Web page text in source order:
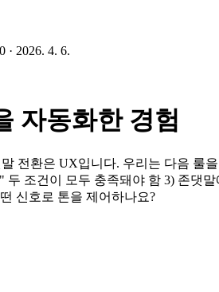
0 · 2026. 4. 6.
자동화한 경험
전환은 UX입니다. 우리는 다음 룰
조건이 모두 충족돼야 함 3) 존댓
신호로 톤을 제어하나요?